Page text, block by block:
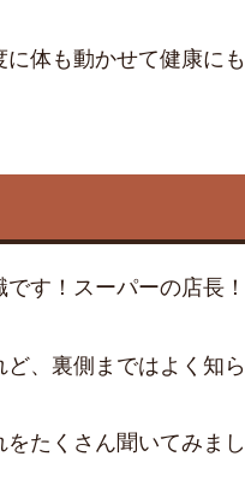
に体も動かせて健康に
す！スーパーの店長！
、裏側まではよく知ら
たくさん聞いてみまし